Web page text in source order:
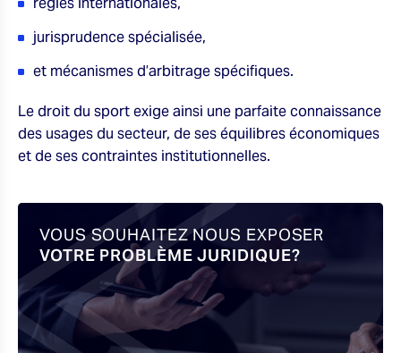
jurisprudence spécialisée,
et mécanismes d’arbitrage spécifiques.
Le droit du sport exige ainsi une parfaite connaissance
des usages du secteur, de ses équilibres économiques
et de ses contraintes institutionnelles.
VOUS SOUHAITEZ NOUS EXPOSER
VOTRE PROBLÈME JURIDIQUE?